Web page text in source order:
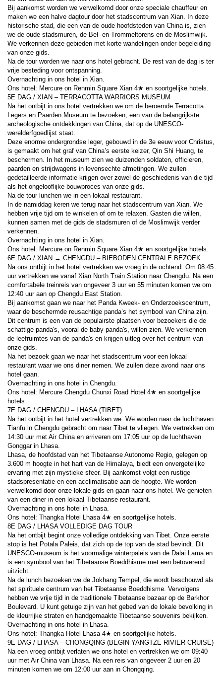
Bij aankomst worden we verwelkomd door onze speciale chauffeur en
maken we een halve dagtour door het stadscentrum van Xian. In deze
historische stad, die een van de oude hoofdsteden van China is, zien
we de oude stadsmuren, de Bel- en Trommeltorens en de Moslimwijk.
We verkennen deze gebieden met korte wandelingen onder begeleiding
van onze gids.
Na de tour worden we naar ons hotel gebracht. De rest van de dag is ter
vrije besteding voor ontspanning.
Overnachting in ons hotel in Xian.
Ons hotel: Mercure on Renmin Square Xian 4★ en soortgelijke hotels.
5E DAG / XIAN – TERRACOTTA WARRIORS MUSEUM
Na het ontbijt in ons hotel vertrekken we om de beroemde Terracotta
Legers en Paarden Museum te bezoeken, een van de belangrijkste
archeologische ontdekkingen van China, dat op de UNESCO-
werelderfgoedlijst staat.
Deze enorme ondergrondse leger, gebouwd in de 3e eeuw voor Christus,
is gemaakt om het graf van China’s eerste keizer, Qin Shi Huang, te
beschermen. In het museum zien we duizenden soldaten, officieren,
paarden en strijdwagens in levensechte afmetingen. We zullen
gedetailleerde informatie krijgen over zowel de geschiedenis van die tijd
als het ongelooflijke bouwproces van onze gids.
Na de tour lunchen we in een lokaal restaurant.
In de namiddag keren we terug naar het stadscentrum van Xian. We
hebben vrije tijd om te winkelen of om te relaxen. Gasten die willen,
kunnen samen met de gids de stadsmuren of de Moslimwijk verder
verkennen.
Overnachting in ons hotel in Xian.
Ons hotel: Mercure on Renmin Square Xian 4★ en soortgelijke hotels.
6E DAG / XIAN → CHENGDU – BIEBODEN CENTRALE BEZOEK
Na ons ontbijt in het hotel vertrekken we vroeg in de ochtend. Om 08:45
uur vertrekken we vanaf Xian North Train Station naar Chengdu. Na een
comfortabele treinreis van ongeveer 3 uur en 55 minuten komen we om
12:40 uur aan op Chengdu East Station.
Bij aankomst gaan we naar het Panda Kweek- en Onderzoekscentrum,
waar de beschermde reusachtige panda’s het symbool van China zijn.
Dit centrum is een van de populairste plaatsen voor bezoekers die de
schattige panda's, vooral de baby panda's, willen zien. We verkennen
de leefruimtes van de panda's en krijgen uitleg over het centrum van
onze gids.
Na het bezoek gaan we naar het stadscentrum voor een lokaal
restaurant waar we ons diner nemen. We zullen deze avond naar ons
hotel gaan.
Overnachting in ons hotel in Chengdu.
Ons hotel: Mercure Chengdu Chunxi Road Hotel 4★ en soortgelijke
hotels.
7E DAG / CHENGDU – LHASA (TIBET)
Na het ontbijt in het hotel vertrekken we. We worden naar de luchthaven
Tianfu in Chengdu gebracht om naar Tibet te vliegen. We vertrekken om
14:30 uur met Air China en arriveren om 17:05 uur op de luchthaven
Gonggar in Lhasa.
Lhasa, de hoofdstad van het Tibetaanse Autonome Regio, gelegen op
3.600 m hoogte in het hart van de Himalaya, biedt een onvergetelijke
ervaring met zijn mystieke sfeer. Bij aankomst volgt een rustige
stadspresentatie en een acclimatisatie aan de hoogte. We worden
verwelkomd door onze lokale gids en gaan naar ons hotel. We genieten
van een diner in een lokaal Tibetaanse restaurant.
Overnachting in ons hotel in Lhasa.
Ons hotel: Thangka Hotel Lhasa 4★ en soortgelijke hotels.
8E DAG / LHASA VOLLEDIGE DAG TOUR
Na het ontbijt begint onze volledige ontdekking van Tibet. Onze eerste
stop is het Potala Paleis, dat zich op de top van de stad bevindt. Dit
UNESCO-museum is het voormalige winterpaleis van de Dalai Lama en
is een symbool van het Tibetaanse Boeddhisme met een betoverend
uitzicht.
Na de lunch bezoeken we de Jokhang Tempel, die wordt beschouwd als
het spirituele centrum van het Tibetaanse Boeddhisme. Vervolgens
hebben we vrije tijd in de traditionele Tibetaanse bazaar op de Barkhor
Boulevard. U kunt getuige zijn van het gebed van de lokale bevolking in
de kleurrijke straten en handgemaakte Tibetaanse souvenirs bekijken.
Overnachting in ons hotel in Lhasa.
Ons hotel: Thangka Hotel Lhasa 4★ en soortgelijke hotels.
9E DAG / LHASA – CHONGQING (BEGIN YANGTZE RIVIER CRUISE)
Na een vroeg ontbijt verlaten we ons hotel en vertrekken we om 09:40
uur met Air China van Lhasa. Na een reis van ongeveer 2 uur en 20
minuten komen we om 12:00 uur aan in Chongqing.